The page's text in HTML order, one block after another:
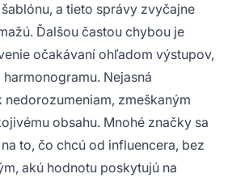
a tieto správy zvyčajne
Ďalšou častou chybou je
očakávaní ohľadom výstupov,
Nejasná
zmeškaným
obsahu. Mnohé značky sa
to, čo chcú od influencera, bez
akú hodnotu poskytujú na